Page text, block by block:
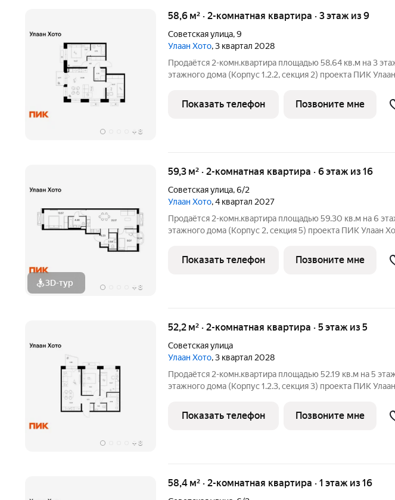
+ 8
58,6 м² · 2-комнатная квартира · 3 этаж из 9
Советская улица,9
Улаан Хото, 3 квартал 2028
Продаётся 2-комн.квартира площадью 58.64 кв.м на 3
этажного дома (Корпус 1.2.2, секция 2) проекта ПИК
планировка, большие окна. «Улаан Хото» это уникальный и
знаковый
Показать телефон Позвоните мне
3D-тур + 8
59,3 м² · 2-комнатная квартира · 6 этаж из 16
Советская улица,6/2
Улаан Хото, 4 квартал 2027
Продаётся 2-комн.квартира площадью 59.30 кв.м на 6
этажного дома (Корпус 2, секция 5) проекта ПИК Улаан
планировка, большие окна. «Улаан Хото» это уникальный и
знаковый
Показать телефон Позвоните мне
+ 8
52,2 м² · 2-комнатная квартира · 5 этаж из 5
Советская улица
Улаан Хото, 3 квартал 2028
Продаётся 2-комн.квартира площадью 52.19 кв.м на 5
этажного дома (Корпус 1.2.3, секция 3) проекта ПИК
планировка, большие окна. «Улаан Хото» это уникальный и
знаковый
Показать телефон Позвоните мне
58,4 м² · 2-комнатная квартира · 1 этаж из 16